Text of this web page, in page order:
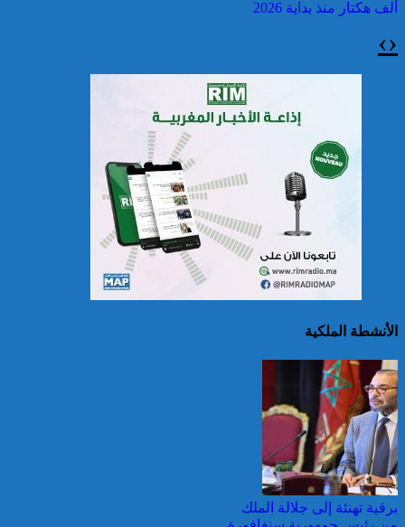
ألف هكتار منذ بداية 2026
سريلانكا: إغلاق بعض
المدارس في مناطق جبلية
الصين تصدر إنذارين
لمواجهة العواصف المطيرة
وطقس شديد الحمل
الحراري
‹
›
الأنشطة الملكية
برقية تهنئة إلى جلالة الملك